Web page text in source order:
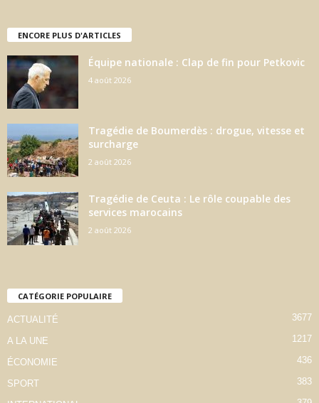
ENCORE PLUS D'ARTICLES
Équipe nationale : Clap de fin pour Petkovic
4 août 2026
Tragédie de Boumerdès : drogue, vitesse et
surcharge
2 août 2026
Tragédie de Ceuta : Le rôle coupable des
services marocains
2 août 2026
CATÉGORIE POPULAIRE
ACTUALITÉ 3677
A LA UNE 1217
ÉCONOMIE 436
SPORT 383